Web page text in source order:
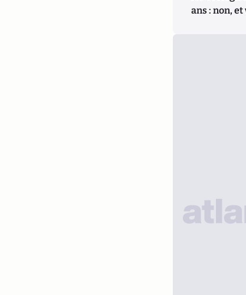
ans : non,